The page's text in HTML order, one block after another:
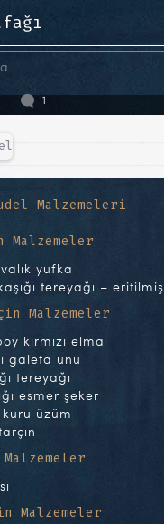
1
Malzemeleri
Malzemeler
yufka
tereyağı – eritilmiş
Malzemeler
kırmızı elma
galeta unu
tereyağı
esmer şeker
üzüm
Malzemeler